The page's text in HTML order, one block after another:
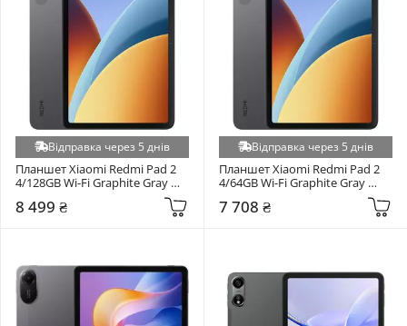
Відправка через 5 днів
Планшет Xiaomi Redmi Pad 2
4/128GB Wi-Fi Graphite Gray
8 499 ₴
Відправка через 5 днів
Планшет Xiaomi Redmi Pad 2
4/64GB Wi-Fi Graphite Gray
7 708 ₴